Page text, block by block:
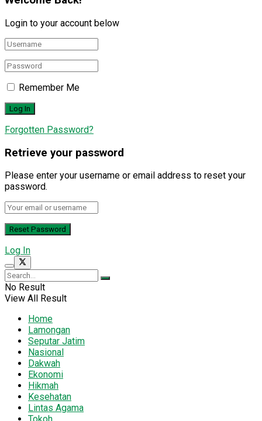
Login to your account below
Remember Me
Forgotten Password?
Retrieve your password
Please enter your username or email address to reset your
password.
Log In
No Result
View All Result
Home
Lamongan
Seputar Jatim
Nasional
Dakwah
Ekonomi
Hikmah
Kesehatan
Lintas Agama